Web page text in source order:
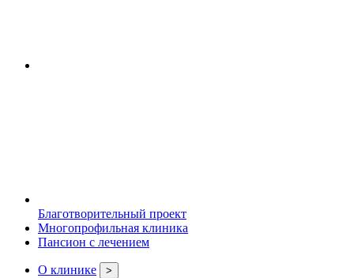
Благотворительный проект
Многопрофильная клиника
Пансион с лечением
О клинике >